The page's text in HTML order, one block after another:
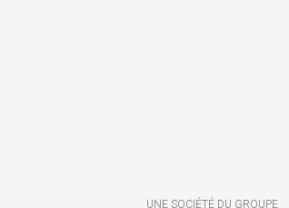
UNE SOCIÉTÉ DU GROUPE